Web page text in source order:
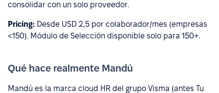
consolidar con un solo proveedor.
Pricing: Desde USD 2,5 por colaborador/mes (empresas
<150). Módulo de Selección disponible solo para 150+.
Qué hace realmente Mandú
Mandú es la marca cloud HR del grupo Visma (antes Tu